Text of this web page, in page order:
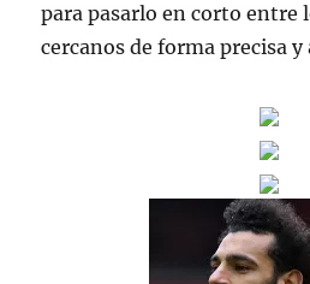
para pasarlo en corto entre
cercanos de forma precisa